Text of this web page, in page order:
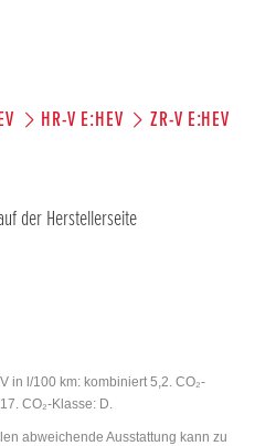
HR-V E:HEV
ZR-V E:HEV
der Herstellerseite
in l/100 km: kombiniert 5,2. CO₂-
CO₂-Klasse: D.
abweichende Ausstattung kann zu